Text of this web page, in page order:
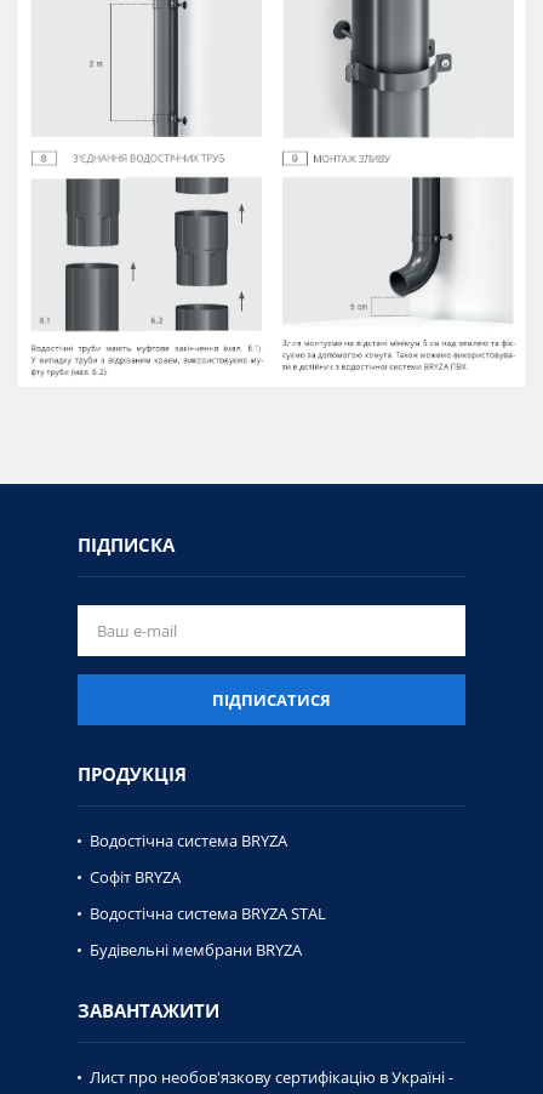
ПІДПИСКА
ПІДПИСАТИСЯ
ПРОДУКЦІЯ
Водостічна система BRYZA
Софіт BRYZA
Водостічна система BRYZA STAL
Будівельні мембрани BRYZA
ЗАВАНТАЖИТИ
Лист про необов'язкову сертифікацію в Україні -